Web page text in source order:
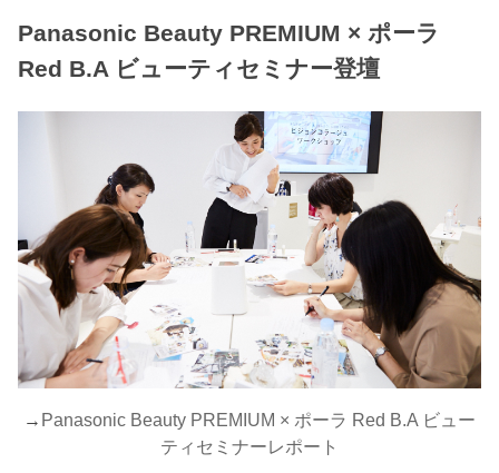
Panasonic Beauty PREMIUM × ポーラ
Red B.A ビューティセミナー登壇
→ Panasonic Beauty PREMIUM × ポーラ Red B.A ビュー
ティセミナーレポート